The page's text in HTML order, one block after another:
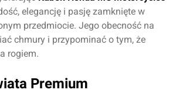
elegancję i pasję zamknięte w
przedmiocie. Jego obecność na
chmury i przypominać o tym, że
rogiem.
Premium